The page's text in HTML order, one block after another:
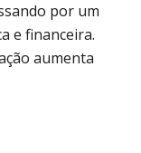
por um
e financeira.
aumenta